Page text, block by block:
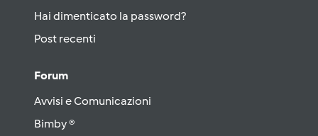
Hai dimenticato la password?
Post recenti
Forum
Avvisi e Comunicazioni
Bimby ®